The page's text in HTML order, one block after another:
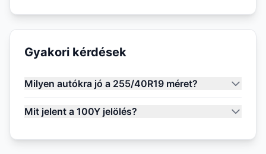
Gyakori kérdések
Milyen autókra jó a 255/40R19 méret?
Mit jelent a 100Y jelölés?